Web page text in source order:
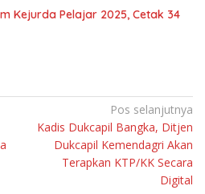
Kejurda Pelajar 2025, Cetak 34
Pos selanjutnya
Kadis Dukcapil Bangka, Ditjen
Dukcapil Kemendagri Akan
Terapkan KTP/KK Secara
Digital